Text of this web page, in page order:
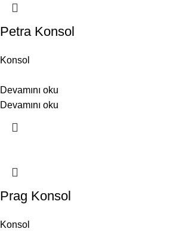
Petra Konsol
Konsol
Devamını oku
Devamını oku
Prag Konsol
Konsol